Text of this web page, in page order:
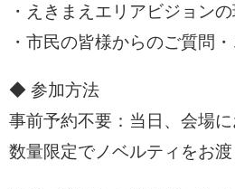
・えきまえエリアビジョン
・市民の皆様からのご質問
◆ 参加方法
事前予約不要：当日、会場
数量限定でノベルティをお